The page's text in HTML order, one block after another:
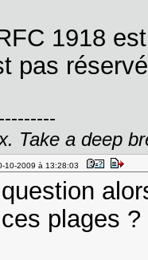
1918
pas
Take a deep
10-2009 à 13:28:03
plages ?